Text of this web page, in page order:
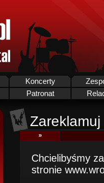
Koncerty
Patronat
»
Chcielibyśmy
stronie